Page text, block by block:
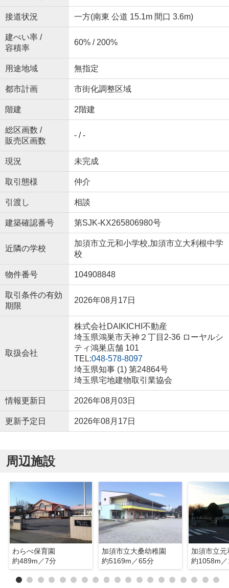
接道状況 一方(南東 公道 15.1m 間口 3.6m)
建ぺい率 /
容積率
60% / 200%
用途地域 無指定
都市計画 市街化調整区域
階建 2階建
総区画数 /
販売区画数
- / -
現況 未完成
取引態様 仲介
引渡し 相談
建築確認番号 第SJK-KX265806980号
近隣の学校
加須市立元和小学校,加須市立大利根中学
校
物件番号 104908848
取引条件の有効
期限
2026年08月17日
取扱会社
株式会社DAIKICHI不動産
埼玉県鴻巣市天神２丁目2-36 ローヤルシ
ティ鴻巣店舗 101
TEL:048-578-8097
埼玉県知事 (1) 第24864号
埼玉県宅地建物取引業協会
情報更新日 2026年08月03日
更新予定日 2026年08月17日
周辺施設
わらべ保育園
約489m／7分
加須市立大桑幼稚園
約5169m／65分
加須市立元
約1058m